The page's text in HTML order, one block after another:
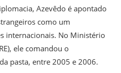
Azevêdo é apontado
como um
internacionais. No Ministério
ele comandou o
pasta, entre 2005 e 2006.